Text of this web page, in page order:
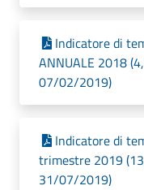
Indicatore di
ANNUALE 2018
07/02/2019)
Indicatore di
trimestre 2019
31/07/2019)